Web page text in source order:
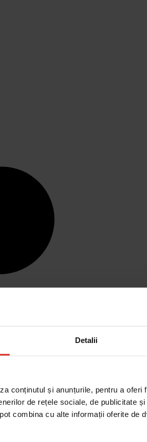
Detalii
conținutul și anunțurile, pentru a
de rețele sociale, de publicitate
combina cu alte informații oferite de